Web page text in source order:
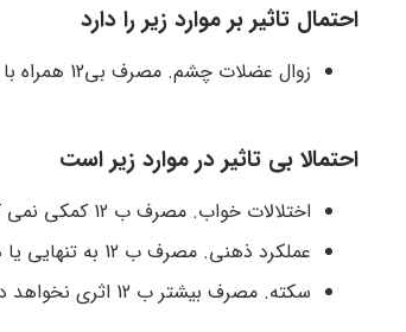
احتمال تاثیر بر موارد زیر را دارد
زوال عضلات چشم. مصرف بى12 همراه با اسید فولیک و بی6 می تواند از آن پیشگیری کند.
احتمالا بی تاثیر در موارد زیر است
اختلالات خواب. مصرف ب 12 کمکی نمی کند.
عملکرد ذهنی. مصرف ب 12 به تنهایی یا همراه با
سکته. مصرف بیشتر ب 12 اثری نخواهد داشت.